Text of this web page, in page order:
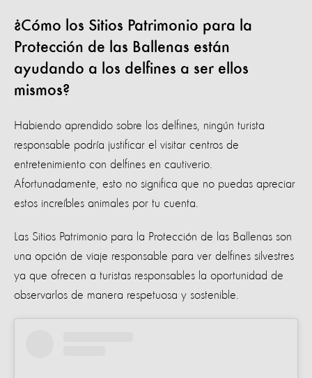
¿Cómo los Sitios Patrimonio para la
Protección de las Ballenas están
ayudando a los delfines a ser ellos
mismos?
Habiendo aprendido sobre los delfines, ningún turista
responsable podría justificar el visitar centros de
entretenimiento con delfines en cautiverio.
Afortunadamente, esto no significa que no puedas apreciar
estos increíbles animales por tu cuenta.
Las Sitios Patrimonio para la Protección de las Ballenas son
una opción de viaje responsable para ver delfines silvestres
ya que ofrecen a turistas responsables la oportunidad de
observarlos de manera respetuosa y sostenible.